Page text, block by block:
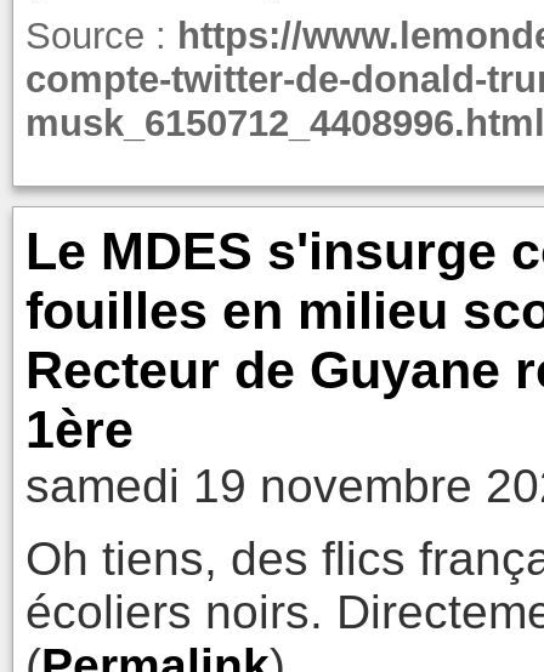
Source : https://
compte-twitter-de-donald-
musk_6150712_4408996.html
Le MDES s'insurge
fouilles en milieu
Recteur de Guyane
1ère
samedi 19 novembre
Oh tiens, des flics
écoliers noirs.